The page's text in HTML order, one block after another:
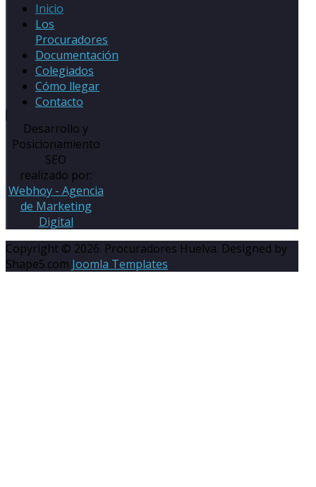
Inicio
Los
Procuradores
Documentación
Colegiados
Cómo llegar
Contacto
Desarrollo y
Posicionamiento
SEO
realizado por:
Webhoy - Agencia
de Marketing
Digital
Copyright © 2026. Procuradores Huelva. Designed by
Shape5.com Joomla Templates